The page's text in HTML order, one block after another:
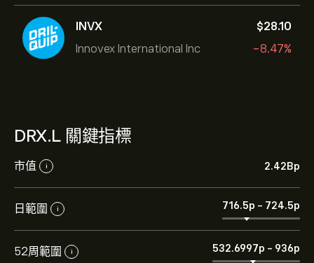
INVX
Innovex International Inc
‎$‎28.10
-8.47%
DRX.L 關鍵指標
市值 i 2.42B‎p‎
日範圍 i 716.5‎p‎ - 724.5‎p‎
52周範圍 i 532.6997‎p‎ - 936‎p‎